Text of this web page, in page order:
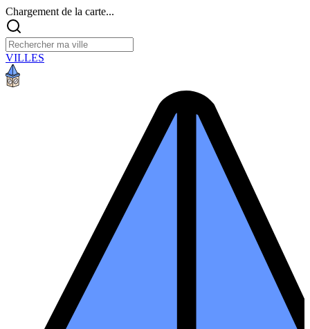
Chargement de la carte...
VILLES